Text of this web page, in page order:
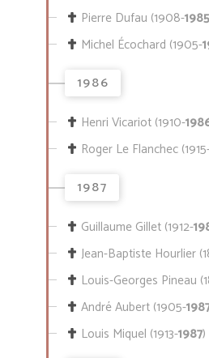
Pierre Dufau (1908-1985
Michel Écochard (1905-
1986
Henri Vicariot (1910-
Roger Le Flanchec
1987
Guillaume Gillet (1912-
Jean-Baptiste Hourlier
Louis-Georges Pineau
André Aubert (1905-
Louis Miquel (1913-1987)